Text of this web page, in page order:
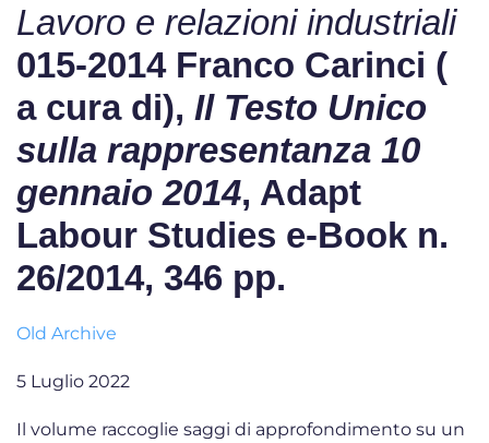
Lavoro e relazioni industriali
015-2014 Franco Carinci (
a cura di), Il Testo Unico
sulla rappresentanza 10
gennaio 2014, Adapt
Labour Studies e-Book n.
26/2014, 346 pp.
Old Archive
5 Luglio 2022
Il volume raccoglie saggi di approfondimento su un